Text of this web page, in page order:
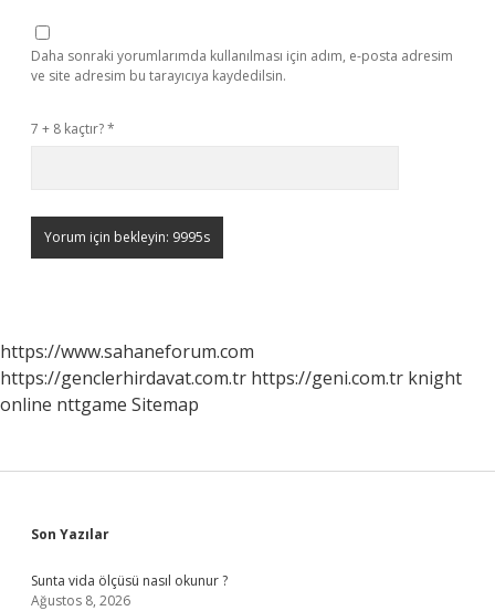
Daha sonraki yorumlarımda kullanılması için adım, e-posta adresim
ve site adresim bu tarayıcıya kaydedilsin.
7 + 8 kaçtır?*
https://www.sahaneforum.com
https://genclerhirdavat.com.tr https://geni.com.tr knight
online nttgame Sitemap
Sidebar
Son Yazılar
Sunta vida ölçüsü nasıl okunur ?
Ağustos 8, 2026